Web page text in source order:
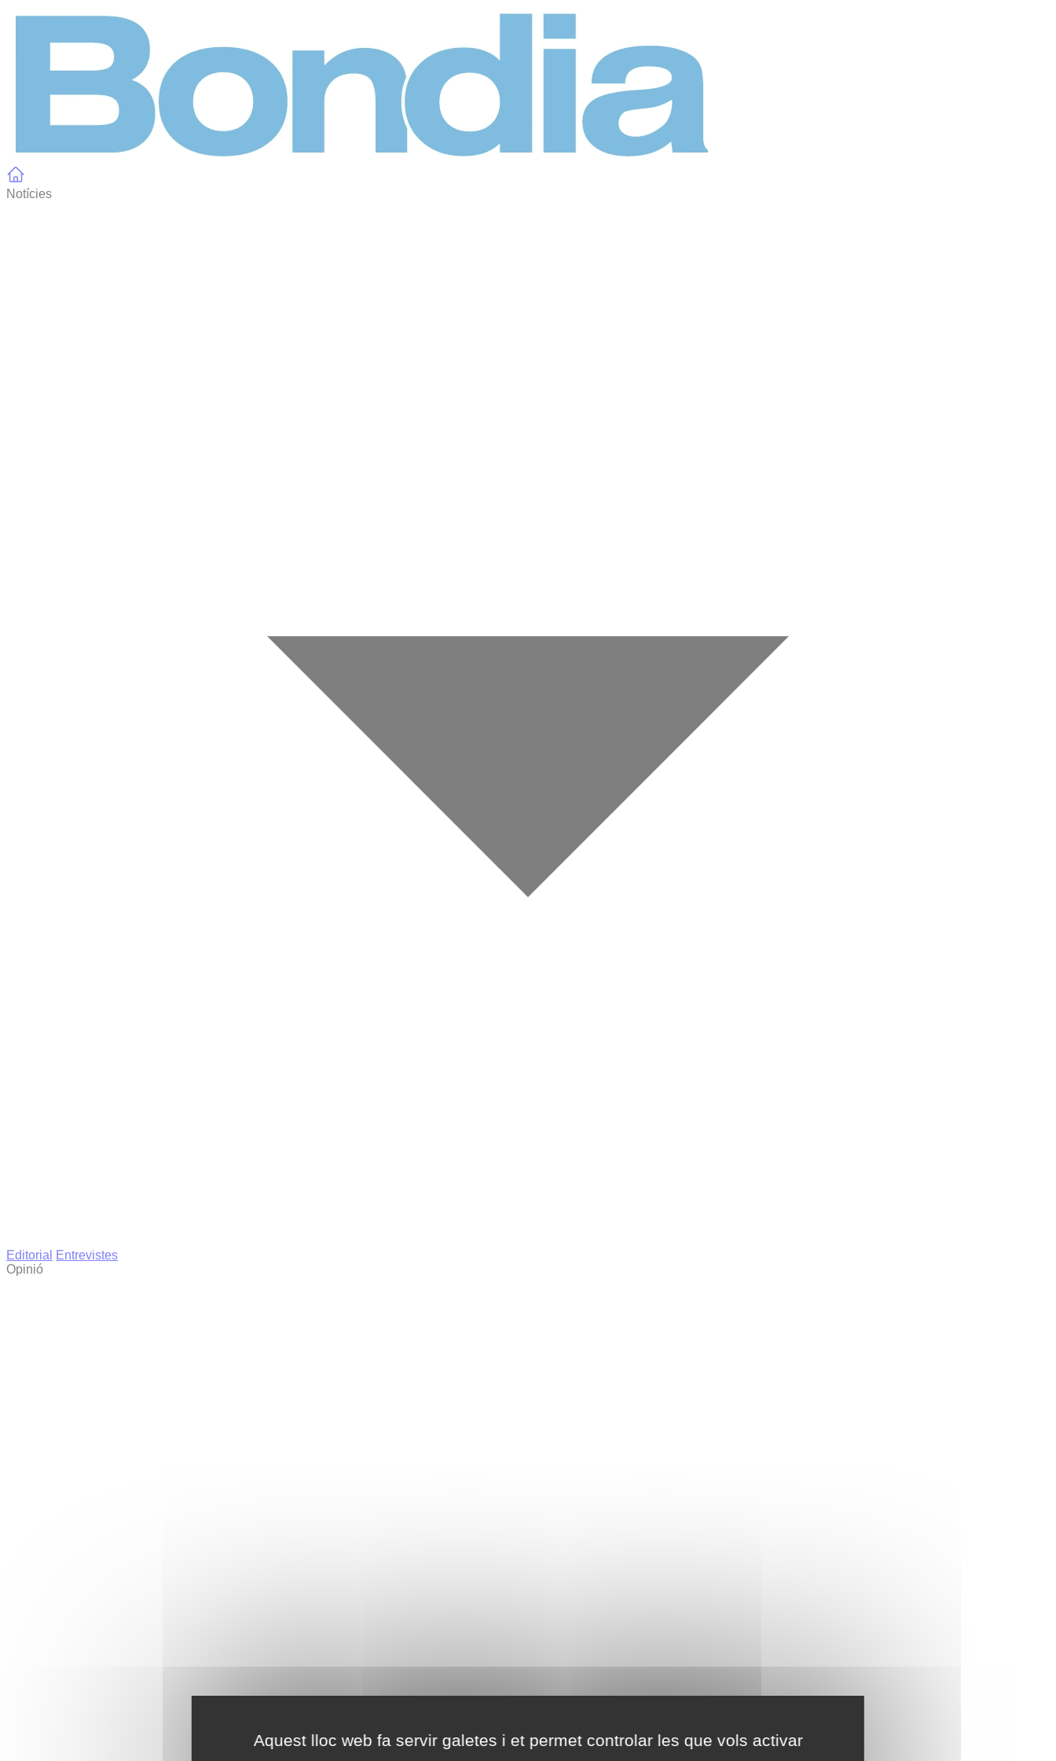
Aquest lloc web fa servir galetes i et permet controlar les que vols activar
Notícies
Editorial
Entrevistes
Opinió